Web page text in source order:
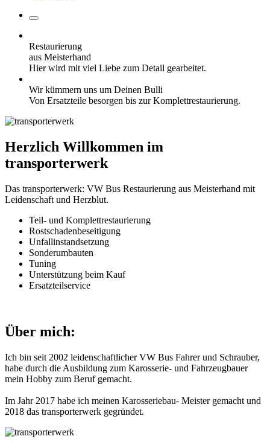
Restaurierung
aus Meisterhand
Hier wird mit viel Liebe zum Detail gearbeitet.
Wir kümmern uns um Deinen Bulli
Von Ersatzteile besorgen bis zur Komplettrestaurierung.
Herzlich Willkommen im
transporterwerk
Das transporterwerk: VW Bus Restaurierung aus Meisterhand mit
Leidenschaft und Herzblut.
Teil- und Komplettrestaurierung
Rostschadenbeseitigung
Unfallinstandsetzung
Sonderumbauten
Tuning
Unterstützung beim Kauf
Ersatzteilservice
Über mich:
Ich bin seit 2002 leidenschaftlicher VW Bus Fahrer und Schrauber,
habe durch die Ausbildung zum Karosserie- und Fahrzeugbauer
mein Hobby zum Beruf gemacht.
Im Jahr 2017 habe ich meinen Karosseriebau- Meister gemacht und
2018 das transporterwerk gegründet.